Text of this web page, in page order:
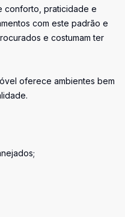
conforto, praticidade e
com este padrão e
e costumam ter
oferece ambientes bem